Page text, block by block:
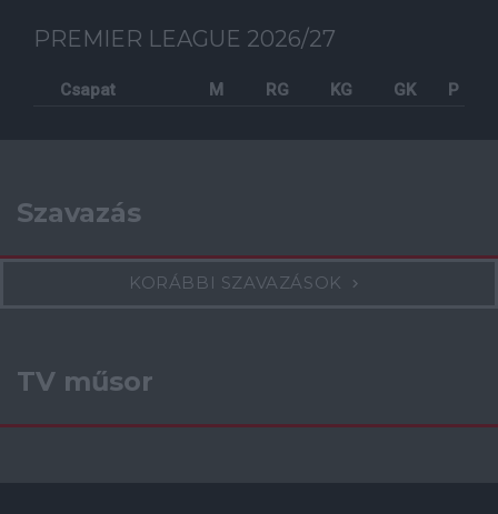
PREMIER LEAGUE 2026/27
Csapat M RG KG GK P
Szavazás
KORÁBBI SZAVAZÁSOK
TV műsor